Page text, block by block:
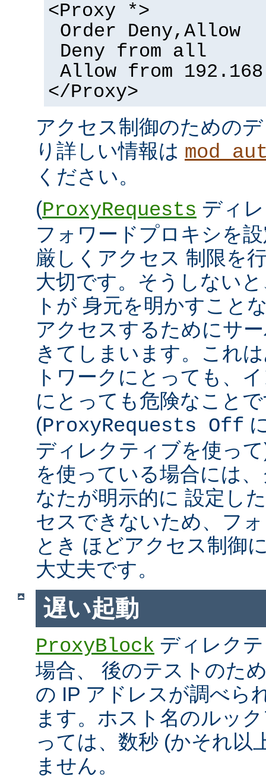
<Proxy *>
Order Deny,Allow
Deny from all
Allow from
</Proxy>
アクセス制御のための
り詳しい情報は
ください。
(ProxyRequests ディ
フォワードプロキシを
厳しくアクセス 制限を
大切です。そうしない
トが 身元を明かすこと
アクセスするためにサ
きてしまいます。これ
トワークにとっても、
にとっても危険なこと
(ProxyRequests Off
ディレクティブを使っ
を使っている場合には
なたが明示的に 設定し
セスできないため、フ
とき ほどアクセス制御
大丈夫です。
遅い起動
ProxyBlock ディレク
場合、 後のテストのた
の IP アドレスが調べら
ます。ホスト名のルッ
っては、数秒 (かそれ以
ません。